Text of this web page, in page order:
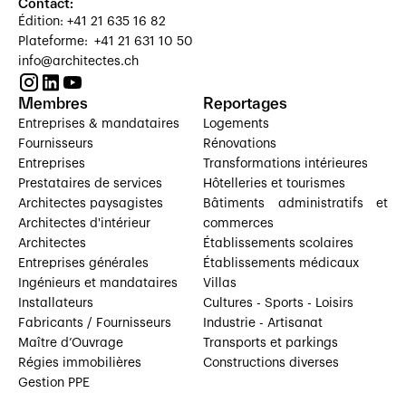
Contact:
Édition: +41 21 635 16 82
Plateforme: +41 21 631 10 50
info@architectes.ch
Membres
Entreprises & mandataires
Fournisseurs
Entreprises
Prestataires de services
Architectes paysagistes
Architectes d'intérieur
Architectes
Entreprises générales
Ingénieurs et mandataires
Installateurs
Fabricants / Fournisseurs
Maître d’Ouvrage
Régies immobilières
Gestion PPE
Reportages
Logements
Rénovations
Transformations intérieures
Hôtelleries et tourismes
Bâtiments administratifs et
commerces
Établissements scolaires
Établissements médicaux
Villas
Cultures - Sports - Loisirs
Industrie - Artisanat
Transports et parkings
Constructions diverses